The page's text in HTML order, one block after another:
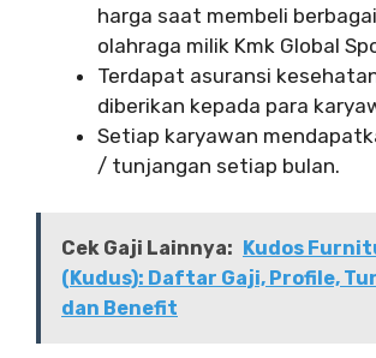
harga saat membeli
olahraga milik Kmk Global
Terdapat asuransi
diberikan kepada para
Setiap karyawan
/ tunjangan setiap bulan.
Cek Gaji Lainnya: Kudos
(Kudus): Daftar Gaji, Profile,
dan Benefit